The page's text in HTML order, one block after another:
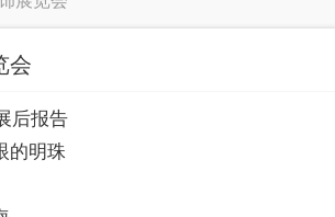
会
后报告
的明珠